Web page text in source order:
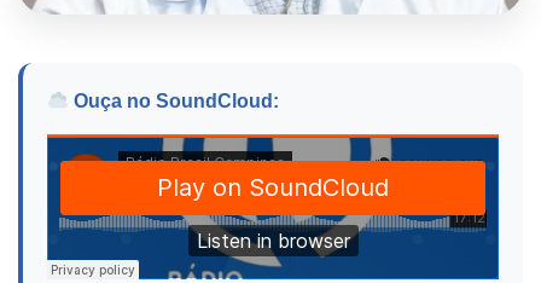
Ouça no SoundCloud: